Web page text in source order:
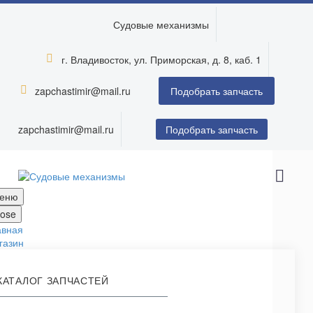
Судовые механизмы

 г. Владивосток, ул. Приморская, д. 8, каб. 1

 zapchastimir@mail.ru Подобрать запчасть
zapchastimir@mail.ru Подобрать запчасть
ЗАПЧАСТЕЙ